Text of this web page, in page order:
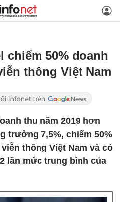
chiếm 50% doanh
thông Việt Nam
thu năm 2019 hơn
trưởng 7,5%, chiếm 50%
thông Việt Nam và có
lần mức trung bình của